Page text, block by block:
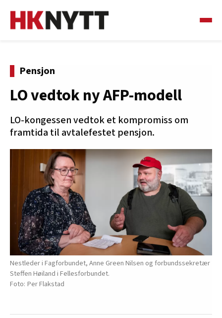
Pensjon
LO vedtok ny AFP-modell
LO-kongessen vedtok et kompromiss om
framtida til avtalefestet pensjon.
Nestleder i Fagforbundet, Anne Green Nilsen og forbundssekretær
Steffen Høiland i Fellesforbundet.
Per Flakstad